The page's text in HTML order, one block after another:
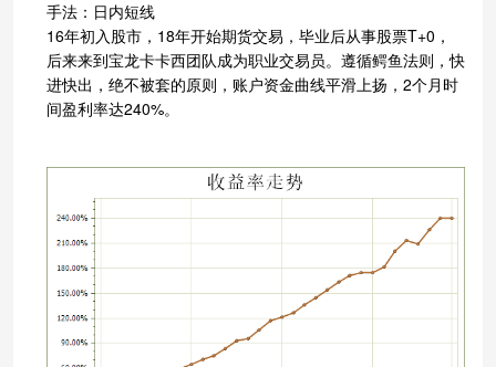
手法：日内短线
16年初入股市，18年开始期货交易，毕业后从事股票T+0，
后来来到宝龙卡卡西团队成为职业交易员。遵循鳄鱼法则，快
进快出，绝不被套的原则，账户资金曲线平滑上扬，2个月时
间盈利率达240%。